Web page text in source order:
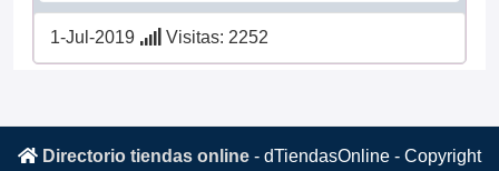
1-Jul-2019 Visitas: 2252
Directorio tiendas online - dTiendasOnline - Copyright